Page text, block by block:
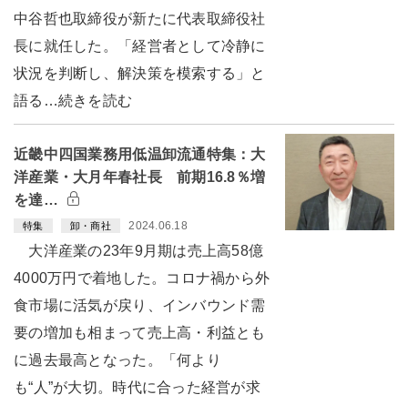
中谷哲也取締役が新たに代表取締役社
長に就任した。「経営者として冷静に
状況を判断し、解決策を模索する」と
語る…続きを読む
近畿中四国業務用低温卸流通特集：大
洋産業・大月年春社長 前期16.8％増
を達…
特集 卸・商社 2024.06.18
大洋産業の23年9月期は売上高58億
4000万円で着地した。コロナ禍から外
食市場に活気が戻り、インバウンド需
要の増加も相まって売上高・利益とも
に過去最高となった。「何より
も“人”が大切。時代に合った経営が求